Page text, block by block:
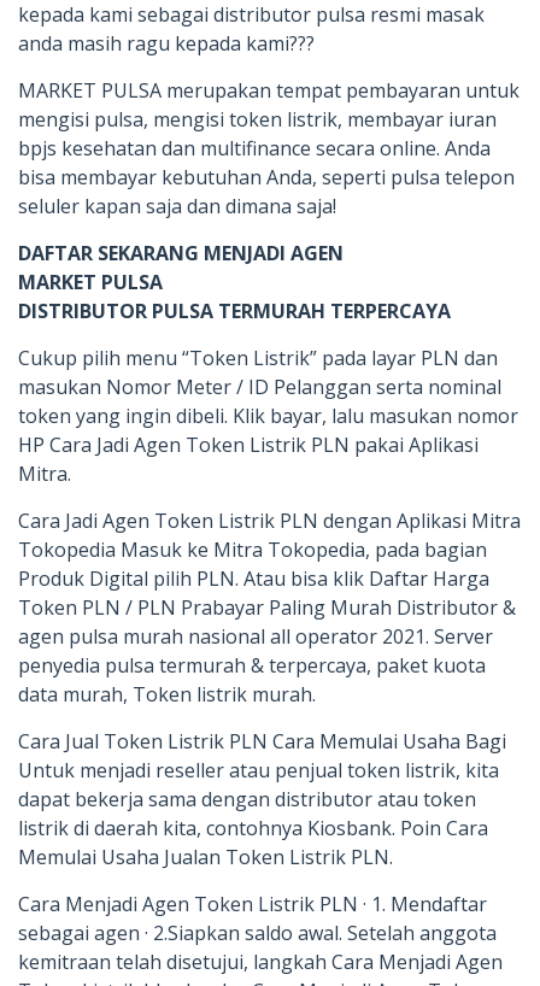
kepada kami sebagai distributor pulsa resmi masak
anda masih ragu kepada kami???
MARKET PULSA merupakan tempat pembayaran untuk
mengisi pulsa, mengisi token listrik, membayar iuran
bpjs kesehatan dan multifinance secara online. Anda
bisa membayar kebutuhan Anda, seperti pulsa telepon
seluler kapan saja dan dimana saja!
DAFTAR SEKARANG MENJADI AGEN
MARKET PULSA
DISTRIBUTOR PULSA TERMURAH TERPERCAYA
Cukup pilih menu “Token Listrik” pada layar PLN dan
masukan Nomor Meter / ID Pelanggan serta nominal
token yang ingin dibeli. Klik bayar, lalu masukan nomor
HP Cara Jadi Agen Token Listrik PLN pakai Aplikasi
Mitra.
Cara Jadi Agen Token Listrik PLN dengan Aplikasi Mitra
Tokopedia Masuk ke Mitra Tokopedia, pada bagian
Produk Digital pilih PLN. Atau bisa klik Daftar Harga
Token PLN / PLN Prabayar Paling Murah Distributor &
agen pulsa murah nasional all operator 2021. Server
penyedia pulsa termurah & terpercaya, paket kuota
data murah, Token listrik murah.
Cara Jual Token Listrik PLN Cara Memulai Usaha Bagi
Untuk menjadi reseller atau penjual token listrik, kita
dapat bekerja sama dengan distributor atau token
listrik di daerah kita, contohnya Kiosbank. Poin Cara
Memulai Usaha Jualan Token Listrik PLN.
Cara Menjadi Agen Token Listrik PLN · 1. Mendaftar
sebagai agen · 2.Siapkan saldo awal. Setelah anggota
kemitraan telah disetujui, langkah Cara Menjadi Agen